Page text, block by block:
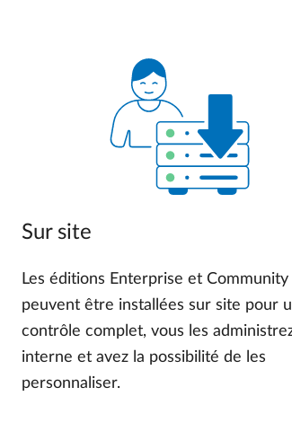
Sur site
Les éditions Enterprise et Community
peuvent être installées sur site pour
contrôle complet, vous les
interne et avez la possibilité de les
personnaliser.